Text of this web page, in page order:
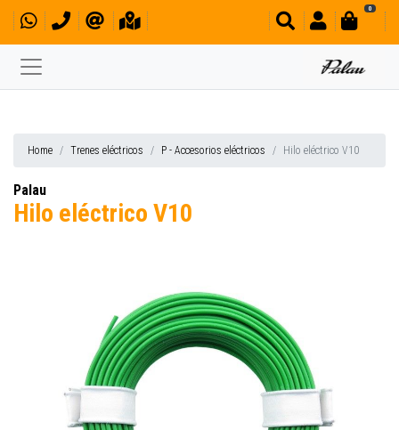
0
Home Trenes eléctricos P - Accesorios eléctricos Hilo eléctrico V10
Palau
Hilo eléctrico V10